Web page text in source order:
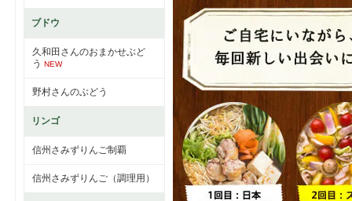
ブドウ
久和田さんのおまかせぶど
う NEW
野村さんのぶどう
リンゴ
信州さみずりんご制覇
信州さみずりんご（調理用）